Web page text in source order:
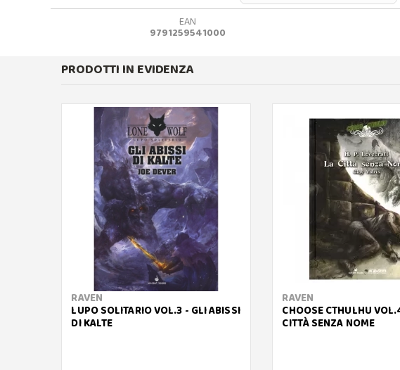
EAN
9791259541000
PRODOTTI IN EVIDENZA
RAVEN
LUPO SOLITARIO VOL.3 - GLI ABISSI
DI KALTE
RAVEN
CHOOSE CTHULHU
CITTÀ SENZA NOME